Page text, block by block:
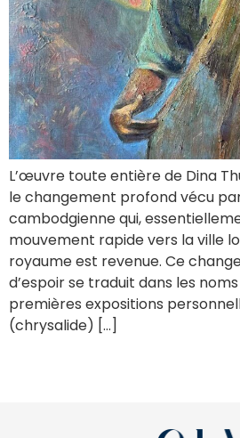
L’œuvre toute entière de Dina
le changement profond vécu
cambodgienne qui,
mouvement rapide vers la ville
royaume est revenue. Ce
d’espoir se traduit dans les
premières expositions
(chrysalide) […]